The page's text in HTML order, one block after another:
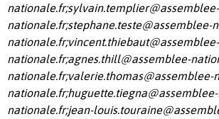
nationale.fr;
nationale.fr;stephane.teste@assemblee-
nationale.fr;
nationale.fr;agnes.thill@assemblee-
nationale.fr;valerie.thomas@assemblee-
nationale.fr;
nationale.fr;jean-